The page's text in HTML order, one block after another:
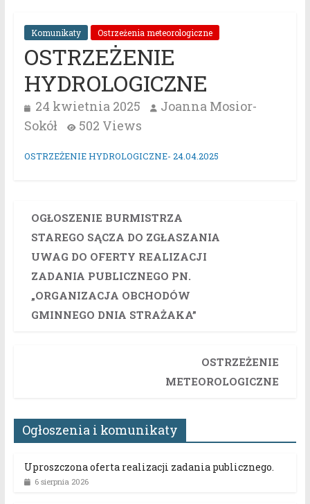
Komunikaty Ostrzeżenia meteorologiczne
OSTRZEŻENIE
HYDROLOGICZNE
24 kwietnia 2025
Joanna Mosior-
Sokół
502 Views
OSTRZEŻENIE HYDROLOGICZNE- 24.04.2025
OGŁOSZENIE BURMISTRZA
STAREGO SĄCZA DO ZGŁASZANIA
UWAG DO OFERTY REALIZACJI
ZADANIA PUBLICZNEGO PN.
„ORGANIZACJA OBCHODÓW
GMINNEGO DNIA STRAŻAKA”
OSTRZEŻENIE
METEOROLOGICZNE
Ogłoszenia i komunikaty
Uproszczona oferta realizacji zadania publicznego.
6 sierpnia 2026